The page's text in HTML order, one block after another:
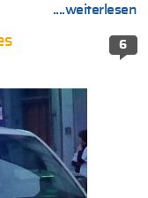
....weiterlesen
6